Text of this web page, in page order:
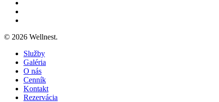
© 2026 Wellnest.
Close
Menu
Služby
Galéria
O nás
Cenník
Kontakt
Rezervácia